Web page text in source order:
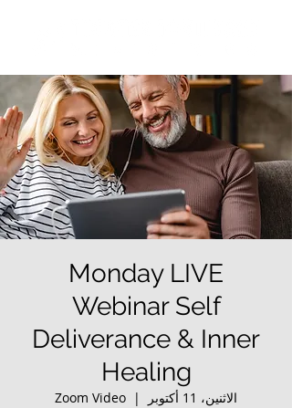
Monday LIVE
Webinar Self
Deliverance & Inner
Healing
الاثنين، 11 أكتوبر
  |
Zoom Video